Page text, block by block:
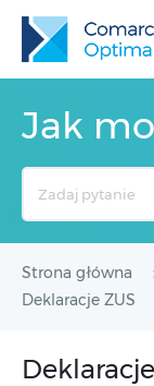
Jak
Strona główna
Deklaracje ZUS